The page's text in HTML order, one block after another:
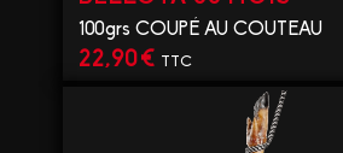
100grs COUPÉ AU COUTEAU
22,90€ TTC
VOIR LE PRODUIT